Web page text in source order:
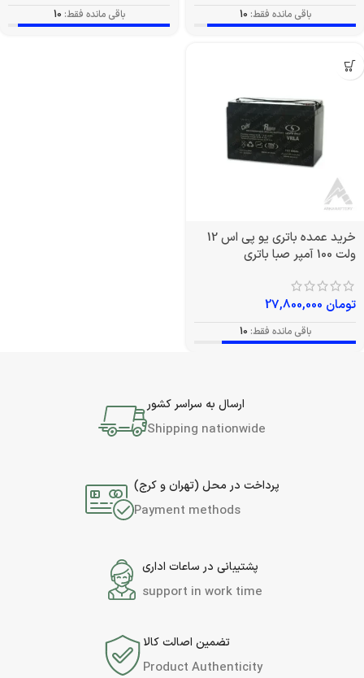
باقی مانده فقط: 10 باقی مانده فقط: 10
خرید عمده باتری یو پی اس 12
ولت 100 آمپر صبا باتری
تومان
باقی مانده فقط: 10
ارسال به سراسر کشور
Shipping nationwide
پرداخت در محل (تهران و کرج)
Payment methods
پشتیبانی در ساعات اداری
support in work time
تضمین اصالت کالا
Product Authenticity